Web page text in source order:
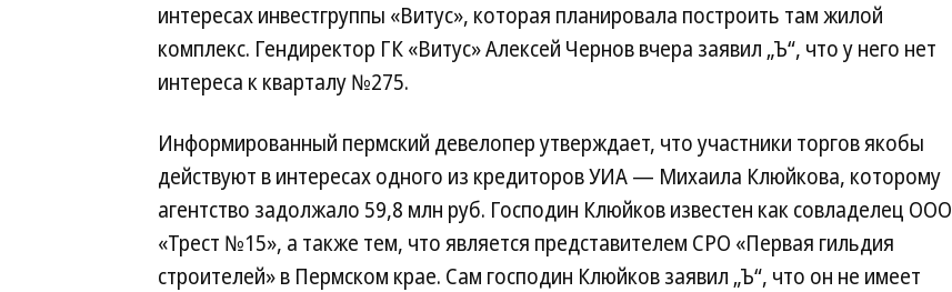
интересах инвестгруппы «Витус», которая планировала построить там жилой
комплекс. Гендиректор ГК «Витус» Алексей Чернов вчера заявил „Ъ“, что у него нет
интереса к кварталу №275.
Информированный пермский девелопер утверждает, что участники торгов якобы
действуют в интересах одного из кредиторов УИА — Михаила Клюйкова, которому
агентство задолжало 59,8 млн руб. Господин Клюйков известен как совладелец ООО
«Трест №15», а также тем, что является представителем СРО «Первая гильдия
строителей» в Пермском крае. Сам господин Клюйков заявил „Ъ“, что он не имеет